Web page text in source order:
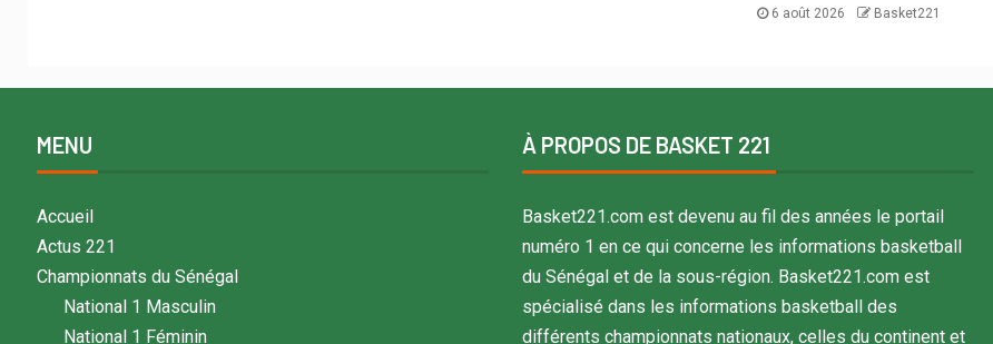
6 août 2026 Basket221
MENU
Accueil
Actus 221
Championnats du Sénégal
National 1 Masculin
National 1 Féminin
À PROPOS DE BASKET 221
Basket221.com est devenu au fil des années le portail
numéro 1 en ce qui concerne les informations basketball
du Sénégal et de la sous-région. Basket221.com est
spécialisé dans les informations basketball des
différents championnats nationaux, celles du continent et